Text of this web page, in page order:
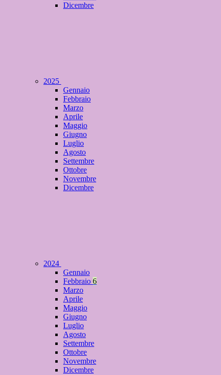
Dicembre
2025
Gennaio
Febbraio
Marzo
Aprile
Maggio
Giugno
Luglio
Agosto
Settembre
Ottobre
Novembre
Dicembre
2024
Gennaio
Febbraio 6
Marzo
Aprile
Maggio
Giugno
Luglio
Agosto
Settembre
Ottobre
Novembre
Dicembre